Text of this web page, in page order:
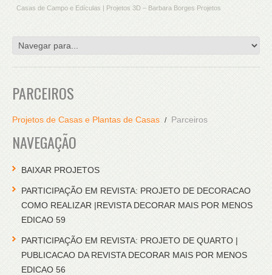
Casas de Campo e Edículas | Projetos 3D – Barbara Borges Projetos
PARCEIROS
Projetos de Casas e Plantas de Casas Parceiros
NAVEGAÇÃO
BAIXAR PROJETOS
PARTICIPAÇÃO EM REVISTA: PROJETO DE DECORACAO
COMO REALIZAR |REVISTA DECORAR MAIS POR MENOS
EDICAO 59
PARTICIPAÇÃO EM REVISTA: PROJETO DE QUARTO |
PUBLICACAO DA REVISTA DECORAR MAIS POR MENOS
EDICAO 56